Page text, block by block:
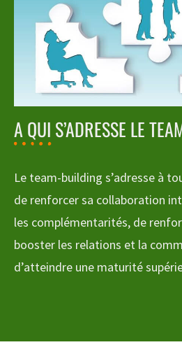
A QUI S’ADRESSE LE
Le team-building s’adresse à
de renforcer sa collaboration
les complémentarités, de
booster les relations et la
d’atteindre une maturité